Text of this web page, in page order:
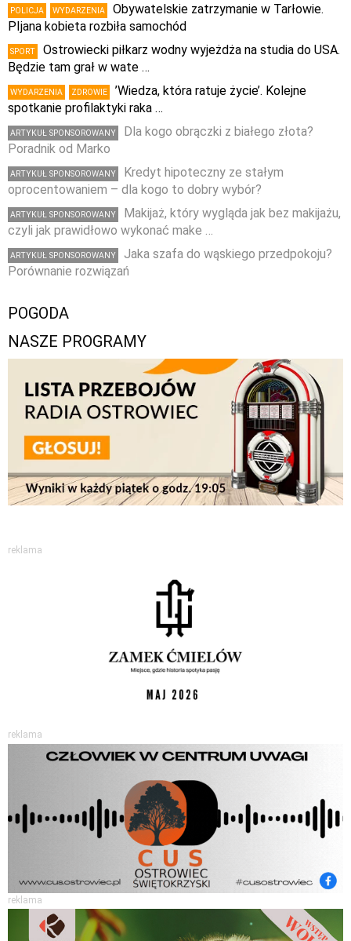
POLICJA WYDARZENIA
Obywatelskie zatrzymanie w Tarłowie.
PIjana kobieta rozbiła samochód
SPORT
Ostrowiecki piłkarz wodny wyjeżdża na studia do USA.
Będzie tam grał w wate …
WYDARZENIA ZDROWIE
’Wiedza, która ratuje życie’. Kolejne
spotkanie profilaktyki raka …
ARTYKUŁ SPONSOROWANY
Dla kogo obrączki z białego złota?
Poradnik od Marko
ARTYKUŁ SPONSOROWANY
Kredyt hipoteczny ze stałym
oprocentowaniem – dla kogo to dobry wybór?
ARTYKUŁ SPONSOROWANY
Makijaż, który wygląda jak bez makijażu,
czyli jak prawidłowo wykonać make …
ARTYKUŁ SPONSOROWANY
Jaka szafa do wąskiego przedpokoju?
Porównanie rozwiązań
POGODA
NASZE PROGRAMY
reklama
reklama
reklama